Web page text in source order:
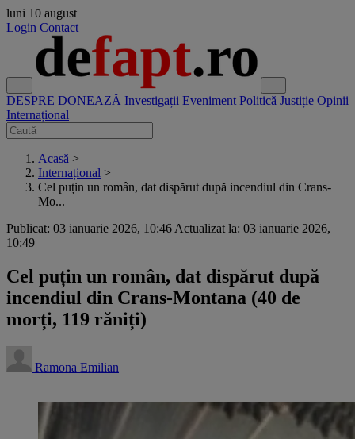
luni 10 august
Login Contact
DESPRE DONEAZĂ Investigații Eveniment Politică Justiție Opinii
Internațional
Acasă >
Internațional >
Cel puțin un român, dat dispărut după incendiul din Crans-
Mo...
Publicat: 03 ianuarie 2026, 10:46 Actualizat la: 03 ianuarie 2026,
10:49
Cel puțin un român, dat dispărut după
incendiul din Crans-Montana (40 de
morți, 119 răniți)
Ramona Emilian